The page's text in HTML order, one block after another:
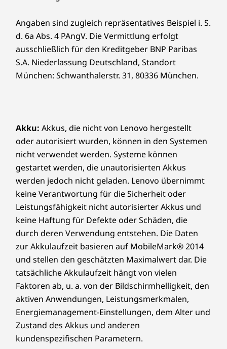
Angaben sind zugleich repräsentatives Beispiel i. S.
d. 6a Abs. 4 PAngV. Die Vermittlung erfolgt
ausschließlich für den Kreditgeber BNP Paribas
S.A. Niederlassung Deutschland, Standort
München: Schwanthalerstr. 31, 80336 München.
Akku: Akkus, die nicht von Lenovo hergestellt
oder autorisiert wurden, können in den Systemen
nicht verwendet werden. Systeme können
gestartet werden, die unautorisierten Akkus
werden jedoch nicht geladen. Lenovo übernimmt
keine Verantwortung für die Sicherheit oder
Leistungsfähigkeit nicht autorisierter Akkus und
keine Haftung für Defekte oder Schäden, die
durch deren Verwendung entstehen. Die Daten
zur Akkulaufzeit basieren auf MobileMark® 2014
und stellen den geschätzten Maximalwert dar. Die
tatsächliche Akkulaufzeit hängt von vielen
Faktoren ab, u. a. von der Bildschirmhelligkeit, den
aktiven Anwendungen, Leistungsmerkmalen,
Energiemanagement-Einstellungen, dem Alter und
Zustand des Akkus und anderen
kundenspezifischen Parametern.